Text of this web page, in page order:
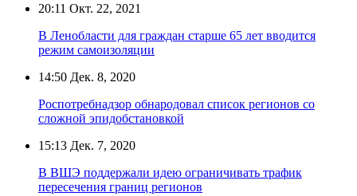
20:11 Окт. 22, 2021
В Ленобласти для граждан старше 65 лет вводится
режим самоизоляции
14:50 Дек. 8, 2020
Роспотребнадзор обнародовал список регионов со
сложной эпидобстановкой
15:13 Дек. 7, 2020
В ВШЭ поддержали идею ограничивать трафик
пересечения границ регионов